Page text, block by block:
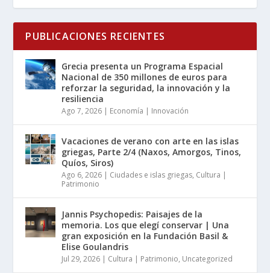
PUBLICACIONES RECIENTES
Grecia presenta un Programa Espacial
Nacional de 350 millones de euros para
reforzar la seguridad, la innovación y la
resiliencia
Ago 7, 2026 | Economía | Innovación
Vacaciones de verano con arte en las islas
griegas, Parte 2/4 (Naxos, Amorgos, Tinos,
Quíos, Siros)
Ago 6, 2026 | Ciudades e islas griegas, Cultura |
Patrimonio
Jannis Psychopedis: Paisajes de la
memoria. Los que elegí conservar | Una
gran exposición en la Fundación Basil &
Elise Goulandris
Jul 29, 2026 | Cultura | Patrimonio, Uncategorized